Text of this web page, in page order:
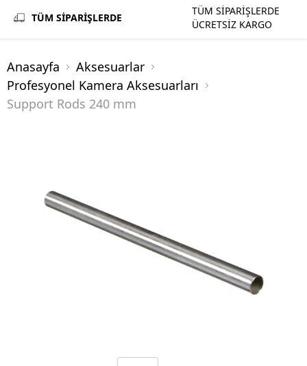
TÜM SİPARİŞLERDE
TÜM SİPARİŞLERDE
ÜCRETSİZ KARGO
Anasayfa
Aksesuarlar
Profesyonel Kamera Aksesuarları
Support Rods 240 mm